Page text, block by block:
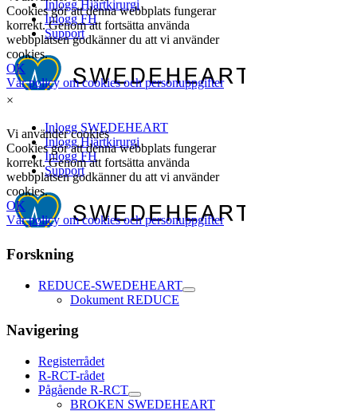
×
Forskning
REDUCE-SWEDEHEART
Dokument REDUCE
Navigering
Registerrådet
R-RCT-rådet
Pågående R-RCT
BROKEN SWEDEHEART